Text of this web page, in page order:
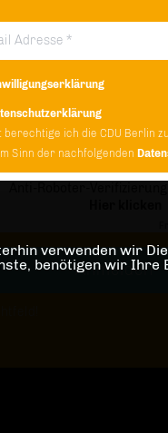
berechtige ich die CDU Berlin
Sinn der nachfolgenden
verwenden wir
benötigen wir Ihre